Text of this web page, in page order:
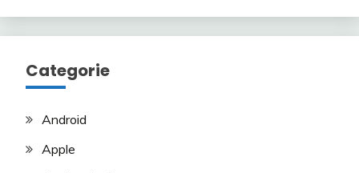
Categorie
Android
Apple